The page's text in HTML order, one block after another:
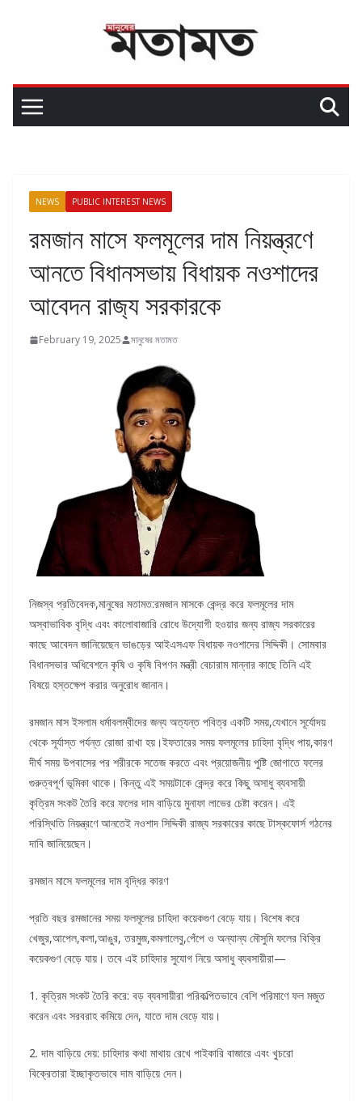
NEWS PUBLIC INTEREST NEWS
রমজান মাসে ফলমূলের দাম নিয়ন্ত্রণে
আনতে বিধানসভায় বিধায়ক নওশাদের
আবেদন রাজ‍্য সরকারকে
February 19, 2025 মানুষের মতামত
নিজস্ব প্রতিবেদক,মানুষের মতামত:রমজান মাসকে কেন্দ্র করে ফলমূলের দাম
অস্বাভাবিক বৃদ্ধি এবং কালোবাজারি রোধে উদ্যোগী হওয়ার জন্য রাজ্য সরকারের
কাছে আবেদন জানিয়েছেন ভাঙড়ের আইএসএফ বিধায়ক নওশাদের সিদ্দিকী। সোমবার
বিধানসভার অধিবেশনে কৃষি ও কৃষি বিপণন মন্ত্রী বেচারাম মান্নার কাছে তিনি এই
বিষয়ে হস্তক্ষেপ করার অনুরোধ জানান।
রমজান মাস ইসলাম ধর্মাবলম্বীদের জন্য অত্যন্ত পবিত্র একটি সময়,যেখানে সূর্যোদয়
থেকে সূর্যাস্ত পর্যন্ত রোজা রাখা হয়।ইফতারের সময় ফলমূলের চাহিদা বৃদ্ধি পায়,কারণ
দীর্ঘ সময় উপবাসের পর শরীরকে সতেজ করতে এবং প্রয়োজনীয় পুষ্টি জোগাতে ফলের
গুরুত্বপূর্ণ ভূমিকা থাকে। কিন্তু এই সময়টাকে কেন্দ্র করে কিছু অসাধু ব্যবসায়ী
কৃত্রিম সংকট তৈরি করে ফলের দাম বাড়িয়ে মুনাফা লাভের চেষ্টা করেন। এই
পরিস্থিতি নিয়ন্ত্রণে আনতেই নওশাদ সিদ্দিকী রাজ্য সরকারের কাছে টাস্কফোর্স গঠনের
দাবি জানিয়েছেন।
রমজান মাসে ফলমূলের দাম বৃদ্ধির কারণ
প্রতি বছর রমজানের সময় ফলমূলের চাহিদা কয়েকগুণ বেড়ে যায়। বিশেষ করে
খেজুর,আপেল,কলা,আঙুর, তরমুজ,কমলালেবু,পেঁপে ও অন্যান্য মৌসুমি ফলের বিক্রি
কয়েকগুণ বেড়ে যায়। তবে এই চাহিদার সুযোগ নিয়ে অসাধু ব্যবসায়ীরা—
1. কৃত্রিম সংকট তৈরি করে: বড় ব্যবসায়ীরা পরিকল্পিতভাবে বেশি পরিমাণে ফল মজুত
করেন এবং সরবরাহ কমিয়ে দেন, যাতে দাম বেড়ে যায়।
2. দাম বাড়িয়ে দেয়: চাহিদার কথা মাথায় রেখে পাইকারি বাজারে এবং খুচরো
বিক্রেতারা ইচ্ছাকৃতভাবে দাম বাড়িয়ে দেন।